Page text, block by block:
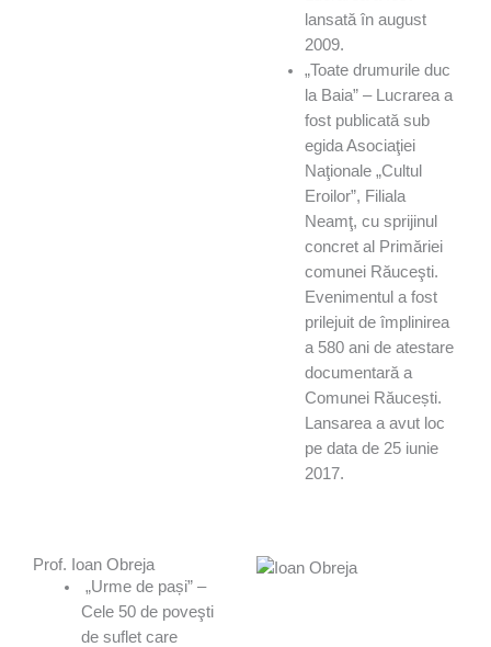
lansată în august
2009.
„Toate drumurile duc
la Baia” – Lucrarea a
fost publicată sub
egida Asociaţiei
Naţionale „Cultul
Eroilor”, Filiala
Neamţ, cu sprijinul
concret al Primăriei
comunei Răuceşti.
Evenimentul a fost
prilejuit de împlinirea
a 580 ani de atestare
documentară a
Comunei Răucești.
Lansarea a avut loc
pe data de 25 iunie
2017.
Prof. Ioan Obreja
„Urme de pași” –
Cele 50 de poveşti
de suflet care